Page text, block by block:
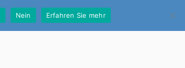
Nein Erfahren Sie mehr